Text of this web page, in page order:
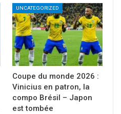
UNCATEGORIZED
Coupe du monde 2026 :
Vinicius en patron, la
compo Brésil – Japon
est tombée